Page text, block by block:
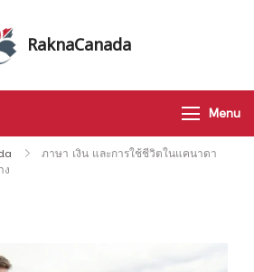
RaknaCanada
แคนาดา ทัวร์อเมริกา ทัวร์ทั่วโลก
Menu
ภาษา เงิน และการใช้ชีวิตในแคนาดา
ง